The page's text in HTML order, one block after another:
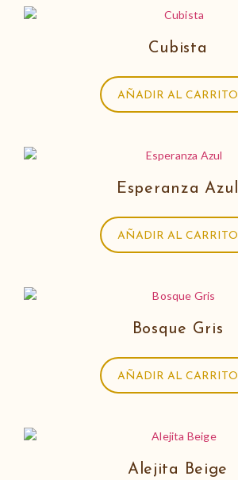
Cubista
AÑADIR AL CARRITO
Esperanza Azul
AÑADIR AL CARRITO
Bosque Gris
AÑADIR AL CARRITO
Alejita Beige